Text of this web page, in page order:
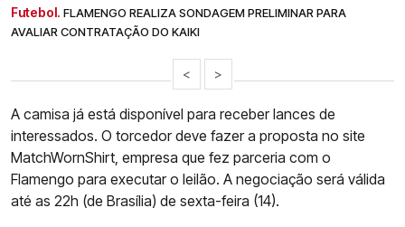
Futebol. FLAMENGO REALIZA SONDAGEM PRELIMINAR PARA
AVALIAR CONTRATAÇÃO DO KAIKI
< >
A camisa já está disponível para receber lances de
interessados. O torcedor deve fazer a proposta no site
MatchWornShirt, empresa que fez parceria com o
Flamengo para executar o leilão. A negociação será válida
até as 22h (de Brasília) de sexta-feira (14).